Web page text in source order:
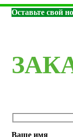
Оставьте свой
Ваше имя